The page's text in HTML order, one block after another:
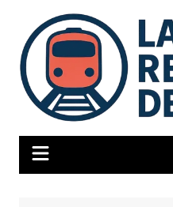
contenido